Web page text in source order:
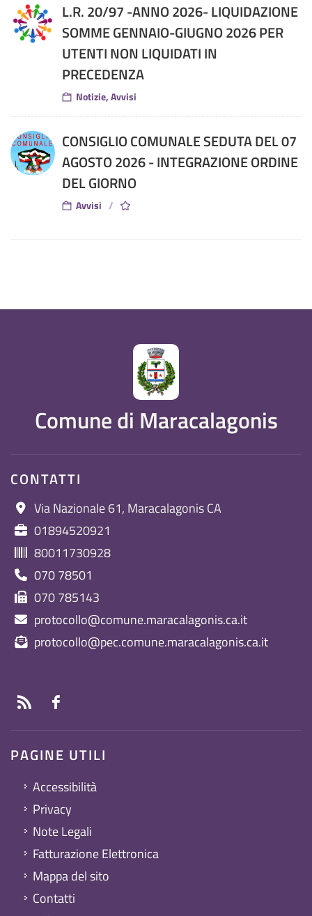
L.R. 20/97 -ANNO 2026- LIQUIDAZIONE
SOMME GENNAIO-GIUGNO 2026 PER
UTENTI NON LIQUIDATI IN
PRECEDENZA
Notizie, Avvisi
CONSIGLIO COMUNALE SEDUTA DEL 07
AGOSTO 2026 - INTEGRAZIONE ORDINE
DEL GIORNO
Avvisi
Comune di Maracalagonis
CONTATTI
Via Nazionale 61, Maracalagonis CA
01894520921
80011730928
070 78501
070 785143
protocollo@comune.maracalagonis.ca.it
protocollo@pec.comune.maracalagonis.ca.it
PAGINE UTILI
Accessibilità
Privacy
Note Legali
Fatturazione Elettronica
Mappa del sito
Contatti